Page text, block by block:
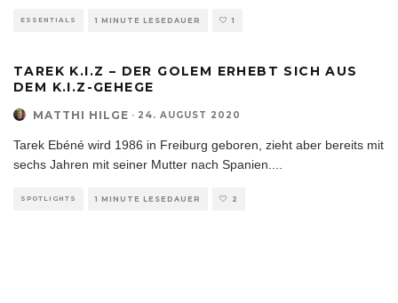
ESSENTIALS 1 MINUTE LESEDAUER 1
TAREK K.I.Z – DER GOLEM ERHEBT SICH AUS
DEM K.I.Z-GEHEGE
MATTHI HILGE · 24. AUGUST 2020
Tarek Ebéné wird 1986 in Freiburg geboren, zieht aber bereits mit
sechs Jahren mit seiner Mutter nach Spanien.
SPOTLIGHTS 1 MINUTE LESEDAUER 2